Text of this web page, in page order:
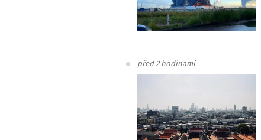
před 2 hodinami